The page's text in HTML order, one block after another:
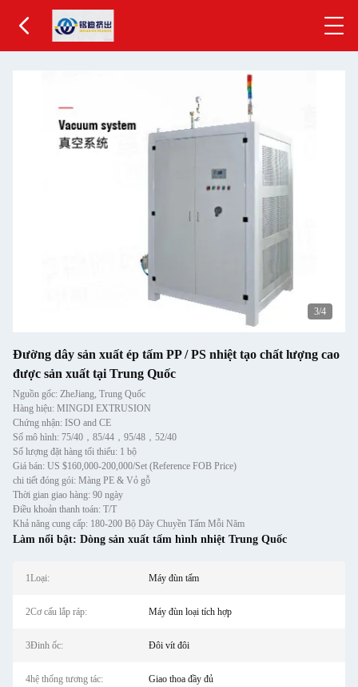
3/4
Đường dây sản xuất ép tấm PP / PS nhiệt tạo chất lượng cao
được sản xuất tại Trung Quốc
Nguồn gốc: ZheJiang, Trung Quốc
Hàng hiệu: MINGDI EXTRUSION
Chứng nhận: ISO and CE
Số mô hình: 75/40，85/44，95/48，52/40
Số lượng đặt hàng tối thiểu: 1 bộ
Giá bán: US $160,000-200,000/Set (Reference FOB Price)
chi tiết đóng gói: Màng PE & Vỏ gỗ
Thời gian giao hàng: 90 ngày
Điều khoản thanh toán: T/T
Khả năng cung cấp: 180-200 Bộ Dây Chuyền Tấm Mỗi Năm
Làm nổi bật: Dòng sản xuất tấm hình nhiệt Trung Quốc
1Loại: Máy đùn tấm
2Cơ cấu lắp ráp: Máy đùn loại tích hợp
3Đinh ốc: Đôi vít đôi
4hệ thống tương tác: Giao thoa đầy đủ